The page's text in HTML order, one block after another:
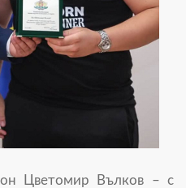
Цветомир Вълков – с